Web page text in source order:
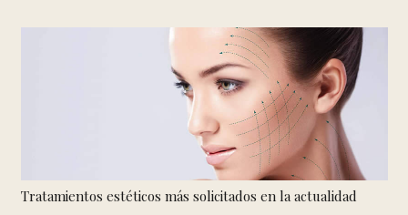
Tratamientos estéticos más solicitados en la actualidad